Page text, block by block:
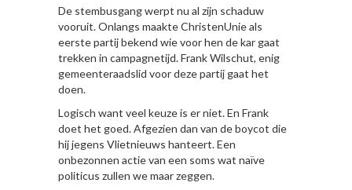
De stembusgang werpt nu al zijn schaduw
vooruit. Onlangs maakte ChristenUnie als
eerste partij bekend wie voor hen de kar gaat
trekken in campagnetijd. Frank Wilschut, enig
gemeenteraadslid voor deze partij gaat het
doen.
Logisch want veel keuze is er niet. En Frank
doet het goed. Afgezien dan van de boycot die
hij jegens Vlietnieuws hanteert. Een
onbezonnen actie van een soms wat naïve
politicus zullen we maar zeggen.